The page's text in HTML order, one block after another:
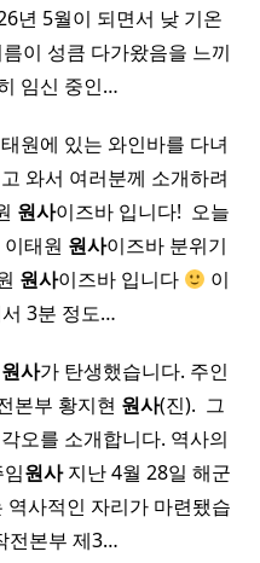
년 5월이 되면서 낮 기온
이 성큼 다가왔음을 느끼
임신 중인…
원에 있는 와인바를 다녀
와서 여러분께 소개하려
원사이즈바 입니다! ​ 오늘
이태원 원사이즈바 분위기
원사이즈바 입니다
이
3분 정도…
원사가 탄생했습니다. 주인
본부 황지현 원사(진). ​ 그
오를 소개합니다. 역사의
원사지난 4월 28일 해군
사적인 자리가 마련됐습
전본부 제3…